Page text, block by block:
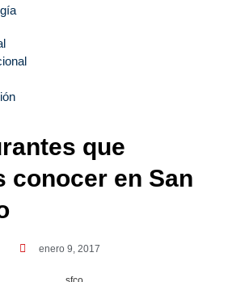
que
conocer en San
enero 9, 2017